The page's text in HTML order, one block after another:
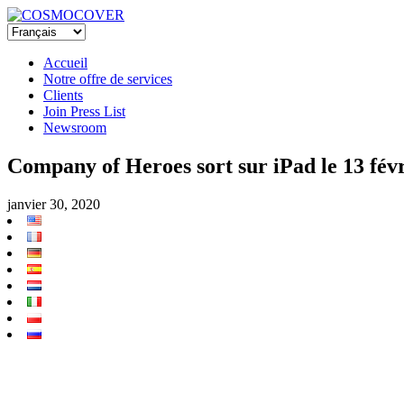
Accueil
Notre offre de services
Clients
Join Press List
Newsroom
Company of Heroes sort sur iPad le 13
janvier 30, 2020